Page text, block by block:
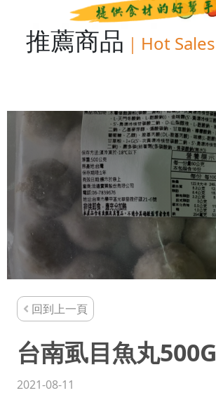
推薦商品 ｜ Hot Sales
回到上一頁
台南虱目魚丸500G
2021-08-11